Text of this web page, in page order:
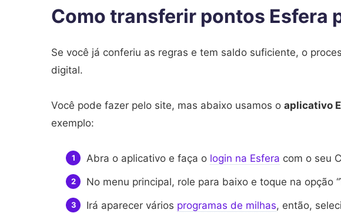
Como transferir pontos Esfera
Se você já conferiu as regras e tem saldo suficiente, o
digital.
Você pode fazer pelo site, mas abaixo usamos o aplicativo
exemplo:
Abra o aplicativo e faça o login na Esfera com o seu
No menu principal, role para baixo e toque na opção “
Irá aparecer vários programas de milhas, então,